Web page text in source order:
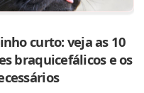
curto: veja as 10
braquicefálicos e os